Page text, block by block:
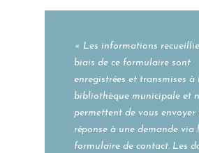
« Les informations
biais de ce formulaire sont
enregistrées et transmises à
bibliothèque municipale et
permettent de vous envoyer
réponse à une demande via
formulaire de contact. Les